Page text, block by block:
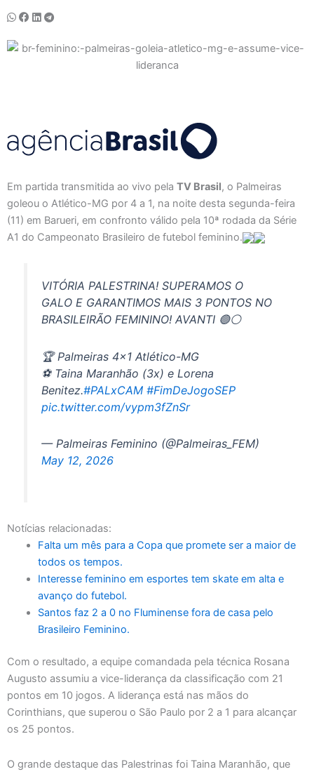
Em partida transmitida ao vivo pela TV Brasil, o Palmeiras
goleou o Atlético-MG por 4 a 1, na noite desta segunda-feira
(11) em Barueri, em confronto válido pela 10ª rodada da Série
A1 do Campeonato Brasileiro de futebol feminino.
VITÓRIA PALESTRINA! SUPERAMOS O
GALO E GARANTIMOS MAIS 3 PONTOS NO
BRASILEIRÃO FEMININO! AVANTI 🟢⚪
🏆 Palmeiras 4×1 Atlético-MG
⚽ Taina Maranhão (3x) e Lorena
Benitez.#PALxCAM #FimDeJogoSEP
pic.twitter.com/vypm3fZnSr
— Palmeiras Feminino (@Palmeiras_FEM)
May 12, 2026
Notícias relacionadas:
Falta um mês para a Copa que promete ser a maior de
todos os tempos.
Interesse feminino em esportes tem skate em alta e
avanço do futebol.
Santos faz 2 a 0 no Fluminense fora de casa pelo
Brasileiro Feminino.
Com o resultado, a equipe comandada pela técnica Rosana
Augusto assumiu a vice-liderança da classificação com 21
pontos em 10 jogos. A liderança está nas mãos do
Corinthians, que superou o São Paulo por 2 a 1 para alcançar
os 25 pontos.
O grande destaque das Palestrinas foi Taina Maranhão, que